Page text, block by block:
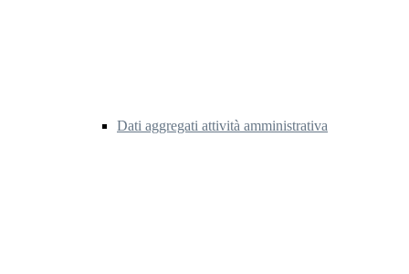
Dati aggregati attività amministrativa